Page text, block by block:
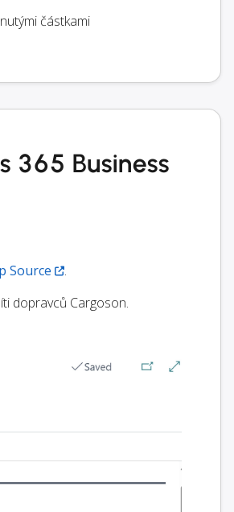
částkami
365 Business
Source
.
dopravců Cargoson.